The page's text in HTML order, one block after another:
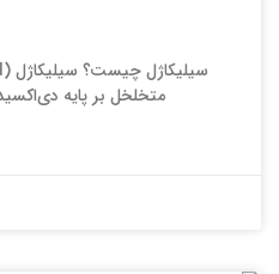
متخلخل بر پایه